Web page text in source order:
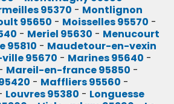
95370 - Montlignon
95650 - Moisselles 95570 -
- Meriel 95630 - Menucourt
95810 - Maudetour-en-vexin
95670 - Marines 95640 -
Mareil-en-france 95850 -
- Maffliers 95560 -
Louvres 95380 - Longuesse